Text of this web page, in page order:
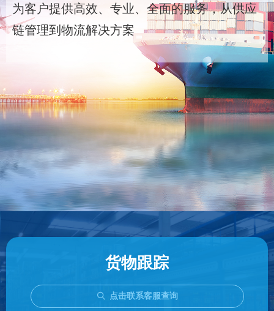
为客户提供高效、专业、全面的服务，从供应
链管理到物流解决方案
ꄠ 点击联系客服查询
货物跟踪